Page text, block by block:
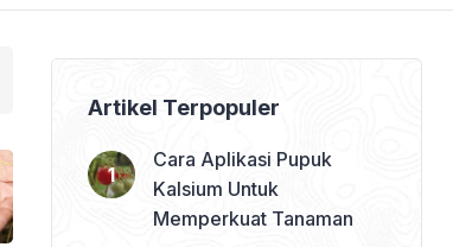
Artikel Terpopuler
Cara Aplikasi Pupuk
Kalsium Untuk
Memperkuat Tanaman